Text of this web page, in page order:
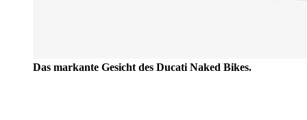
Das markante Gesicht des Ducati Naked Bikes.